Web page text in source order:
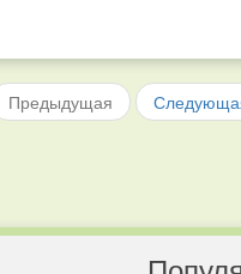
Предыдущая